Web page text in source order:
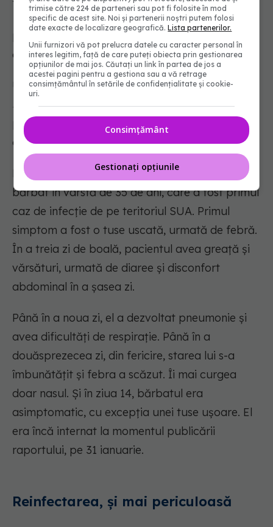
Medical Virology, a arătat că, în medie,
persoanele infectate au decedat în termen de
circa 14 zile de la debutul bolii.
Un raport de caz,publicat în New England
Journal of Medicine, a oferit, de asemenea, o
privire asupra modului în care infecția
coronavirus afectează organismul în timp.
Raportul a examinat datele medicale ale unui
bărbat în vârstă de 35 de ani, care a fost primul
caz de infecție de pe teritoriul SUA. Primul
simptom a fost o tuse uscată, urmată de febră.
În a treia zi de boală, pacientul avea greață și
vărsături, urmată de diaree și disconfort
abdominal în a șasea zi.
Până în a noua zi, el a dezvoltat pneumonie și
avea dificultăți de respirație. Până în a
douăsprezecea zi, din fericire, starea lui s-a
îmbunătățit și febra a scăzut. Îi mai curgea
doar nasul. Și în ziua 14, bărbatul era
asimptomatic, cu excepția unei tuse ușoare. El
era încă internat la momentul publicării
raportului, pe 31 ianuarie.
Reinfectarea, și mai periculoasă
trimise către 224 de parteneri sau pot fi folosite în mod
specific de acest site. Noi și partenerii noștri putem folosi
date exacte de localizare geografică.Lista partenerilor.
Unii furnizori vă pot prelucra datele cu caracter personal în
interes legitim, față de care puteți obiecta prin gestionarea
opțiunilor de mai jos. Căutați un link în partea de jos a
acestei pagini pentru a gestiona sau a vă retrage
consimțământul în setările de confidențialitate și cookie-
uri.
Consimțământ
Gestionați opțiunile